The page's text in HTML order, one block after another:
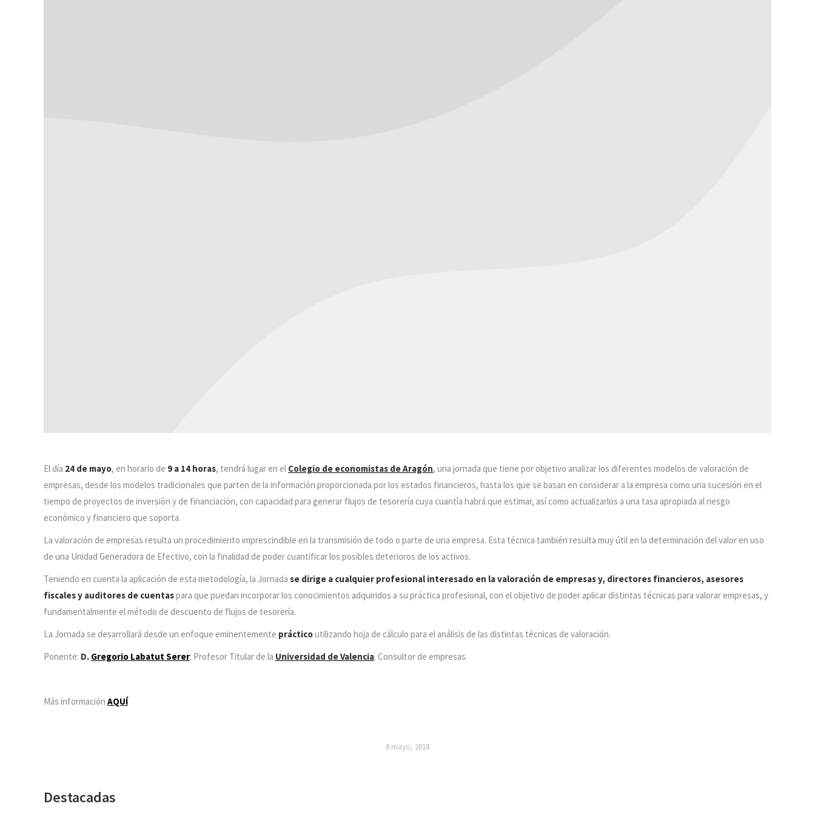
El día 24 de mayo, en horario de 9 a 14 horas, tendrá lugar en el Colegio de economistas de Aragón, una jornada que tiene por objetivo analizar los diferentes modelos de valoración de
empresas, desde los modelos tradicionales que parten de la información proporcionada por los estados financieros, hasta los que se basan en considerar a la empresa como una sucesión en el
tiempo de proyectos de inversión y de financiación, con capacidad para generar flujos de tesorería cuya cuantía habrá que estimar, así como actualizarlos a una tasa apropiada al riesgo
económico y financiero que soporta.
La valoración de empresas resulta un procedimiento imprescindible en la transmisión de todo o parte de una empresa. Esta técnica también resulta muy útil en la determinación del valor en uso
de una Unidad Generadora de Efectivo, con la finalidad de poder cuantificar los posibles deterioros de los activos.
Teniendo en cuenta la aplicación de esta metodología, la Jornada se dirige a cualquier profesional interesado en la valoración de empresas y, directores financieros, asesores
fiscales y auditores de cuentaspara que puedan incorporar los conocimientos adquiridos a su práctica profesional, con el objetivo de poder aplicar distintas técnicas para valorar empresas, y
fundamentalmente el método de descuento de flujos de tesorería.
La Jornada se desarrollará desde un enfoque eminentemente prácticoutilizando hoja de cálculo para el análisis de las distintas técnicas de valoración.
Ponente: D. Gregorio Labatut Serer: Profesor Titular de la Universidad de Valencia. Consultor de empresas.
Más información AQUÍ
8 mayo, 2018
Destacadas